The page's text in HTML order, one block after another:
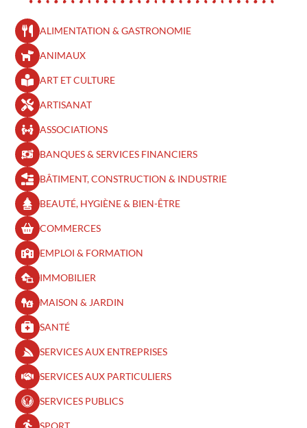
ALIMENTATION & GASTRONOMIE
ANIMAUX
ART ET CULTURE
ARTISANAT
ASSOCIATIONS
BANQUES & SERVICES FINANCIERS
BÂTIMENT, CONSTRUCTION & INDUSTRIE
BEAUTÉ, HYGIÈNE & BIEN-ÊTRE​
COMMERCES
EMPLOI & FORMATION
IMMOBILIER
MAISON & JARDIN
SANTÉ
SERVICES AUX ENTREPRISES
SERVICES AUX PARTICULIERS
SERVICES PUBLICS
SPORT